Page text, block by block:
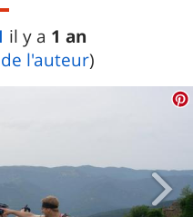
il y a 1 an
l'auteur)